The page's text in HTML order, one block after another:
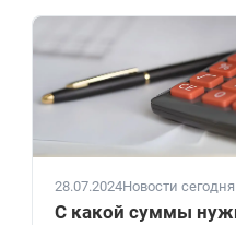
28.07.2024Новости сегодня
С какой суммы